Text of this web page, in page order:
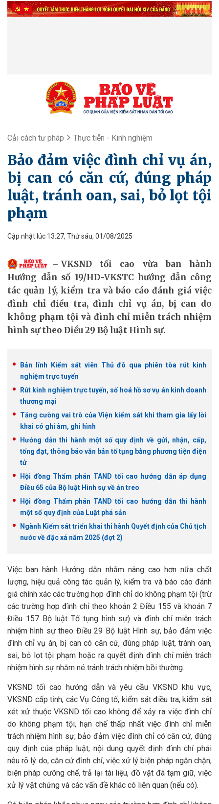
Cải cách tư pháp Thực tiễn - Kinh nghiệm
Bảo đảm việc đình chỉ vụ án,
bị can có căn cứ, đúng pháp
luật, tránh oan, sai, bỏ lọt tội
phạm
Cập nhật lúc 13:27, Thứ sáu, 01/08/2025
VKSND tối cao vừa ban hành
Hướng dẫn số 19/HD-VKSTC hướng dẫn công
tác quản lý, kiểm tra và báo cáo đánh giá việc
đình chỉ điều tra, đình chỉ vụ án, bị can do
không phạm tội và đình chỉ miễn trách nhiệm
hình sự theo Điều 29 Bộ luật Hình sự.
Bản lĩnh Kiểm sát viên Thủ đô qua phiên tòa rút kinh
nghiệm trực tuyến
Rút kinh nghiệm trực tuyến, số hoá hồ sơ vụ án kinh doanh
thương mại
Tăng cường vai trò của Viện kiểm sát khi tham gia lấy lời
khai có ghi âm, ghi hình
Hướng dẫn thi hành một số quy định về gửi, nhận, cấp,
tống đạt, thông báo văn bản tố tụng bằng phương tiện điện
tử
Hội đồng Thẩm phán TAND tối cao hướng dẫn áp dụng
Điều 65 của Bộ luật Hình sự về án treo
Hội đồng Thẩm phán TAND tối cao hướng dẫn thi hành
một số quy định của Luật phá sản
Ngành Kiểm sát triển khai thi hành Quyết định của Chủ tịch
nước về đặc xá năm 2025 (đợt 2)
Việc ban hành Hướng dẫn nhằm nâng cao hơn nữa chất
lượng, hiệu quả công tác quản lý, kiểm tra và báo cáo đánh
giá chính xác các trường hợp đình chỉ do không phạm tội (trừ
các trường hợp đình chỉ theo khoản 2 Điều 155 và khoản 7
Điều 157 Bộ luật Tố tụng hình sự) và đình chỉ miễn trách
nhiệm hình sự theo Điều 29 Bộ luật Hình sự, bảo đảm việc
đình chỉ vụ án, bị can có căn cứ, đúng pháp luật, tránh oan,
sai, bỏ lọt tội phạm hoặc ra quyết định đình chỉ miễn trách
nhiệm hình sự nhằm né tránh trách nhiệm bồi thường.
VKSND tối cao hướng dẫn và yêu cầu VKSND khu vực,
VKSND cấp tỉnh, các Vụ Công tố, kiểm sát điều tra, kiểm sát
xét xử thuộc VKSND tối cao không để xảy ra việc đình chỉ
do không phạm tội, hạn chế thấp nhất việc đình chỉ miễn
trách nhiệm hình sự; bảo đảm việc đình chỉ có căn cứ, đúng
quy định của pháp luật; nội dung quyết định đình chỉ phải
nêu rõ lý do, căn cứ đình chỉ, việc xử lý biện pháp ngăn chặn,
biện pháp cưỡng chế, trả lại tài liệu, đồ vật đã tạm giữ, việc
xử lý vật chứng và các vấn đề khác có liên quan (nếu có).